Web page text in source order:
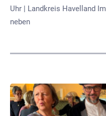
Uhr | Landkreis Havelland
neben